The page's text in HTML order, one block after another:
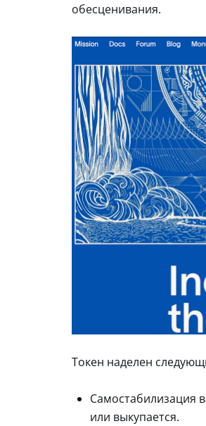
обесценивания.
Токен наделен
Самостабилизация
или выкупается.